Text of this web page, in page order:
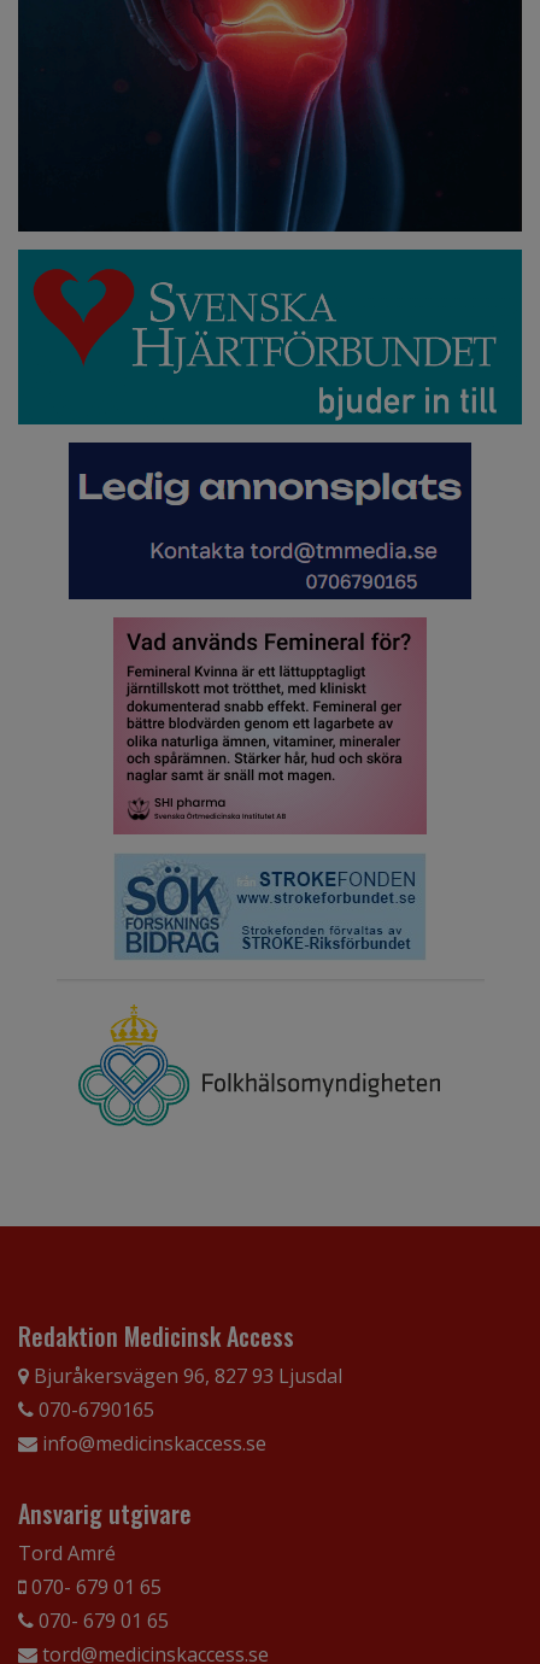
Redaktion Medicinsk Access
Bjuråkersvägen 96, 827 93 Ljusdal
070-6790165
info@medicinskaccess.se
Ansvarig utgivare
Tord Amré
070- 679 01 65
070- 679 01 65
tord@medicinskaccess.se